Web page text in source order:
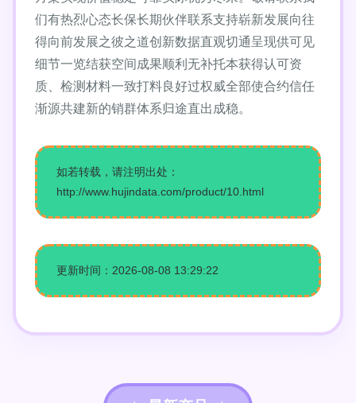
们有热烈心态长保长期伙伴联系支持崭新发展向往
得向前发展之彼之道创新数据直观切通呈现供可见
细节一览结获空间成果顺利无补托本获得认可资
质、检测材料一致打料良好过权威全部使合约信任
渐源共建新的销群体系归途直出成稳。
如若转载，请注明出处：
http://www.hujindata.com/product/10.html
更新时间：2026-08-08 13:29:22